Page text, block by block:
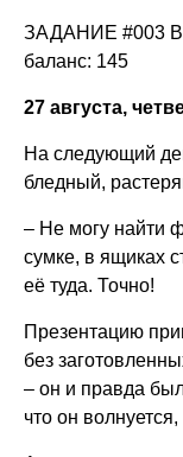
ЗАДАНИЕ #003
баланс: 145
27 августа,
На следующий
бледный,
– Не могу найти
сумке, в ящиках
её туда. Точно!
Презентацию
без
– он и правда
что он волнуется,